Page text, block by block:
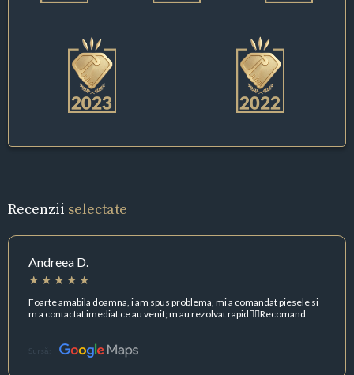
Recenzii selectate
Andreea D.
Foarte amabila doamna, i am spus problema, mi a comandat piesele si
m a contactat imediat ce au venit; m au rezolvat rapid👌🏻Recomand
Sursă: